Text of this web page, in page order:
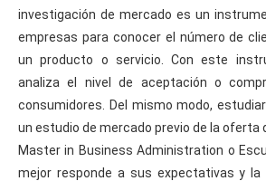
investigación de mercado es un
empresas para conocer el número de
un producto o servicio. Con este
analiza el nivel de aceptación o
consumidores. Del mismo modo,
un estudio de mercado previo de la oferta
Master in Business Administration o
mejor responde a sus expectativas y la